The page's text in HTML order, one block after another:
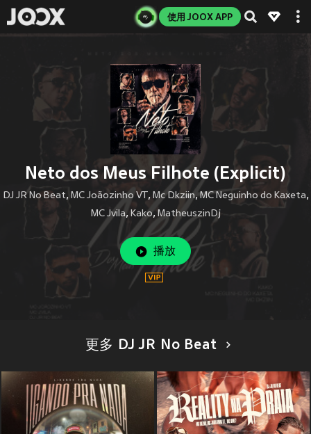
使用 JOOX APP
Neto dos Meus Filhote (Explicit)
DJ JR No Beat, MC Joãozinho VT , Mc Dkziin,MC Neguinho do Kaxeta,
MC Jvila, Kako, MatheuszinDj
播放
更多 DJ JR No Beat